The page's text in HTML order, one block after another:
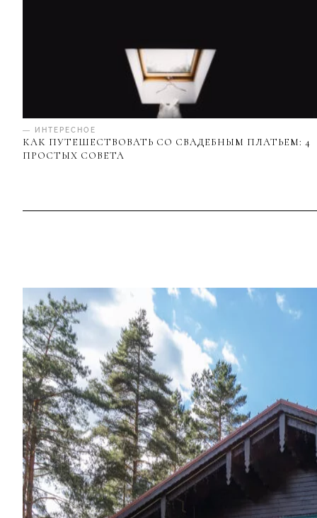
— ИНТЕРЕСНОЕ
КАК ПУТЕШЕСТВОВАТЬ СО СВАДЕБНЫМ ПЛАТЬЕМ: 4
ПРОСТЫХ СОВЕТА